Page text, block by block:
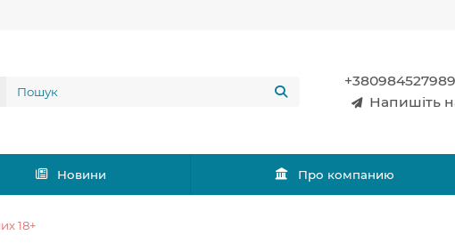
+380984527989
Напишіть
Новини Про компанию
18+